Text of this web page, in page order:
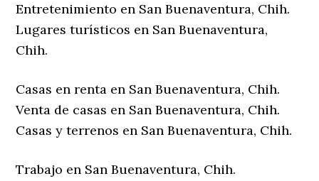
Entretenimiento en San Buenaventura, Chih.
Lugares turísticos en San Buenaventura,
Chih.
Casas en renta en San Buenaventura, Chih.
Venta de casas en San Buenaventura, Chih.
Casas y terrenos en San Buenaventura, Chih.
Trabajo en San Buenaventura, Chih.